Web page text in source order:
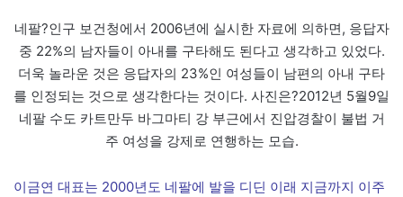
네팔?인구 보건청에서 2006년에 실시한 자료에 의하면, 응답자
중 22%의 남자들이 아내를 구타해도 된다고 생각하고 있었다.
더욱 놀라운 것은 응답자의 23%인 여성들이 남편의 아내 구타
를 인정되는 것으로 생각한다는 것이다. 사진은?2012년 5월9일
네팔 수도 카트만두 바그마티 강 부근에서 진압경찰이 불법 거
주 여성을 강제로 연행하는 모습.
이금연 대표는 2000년도 네팔에 발을 디딘 이래 지금까지 이주